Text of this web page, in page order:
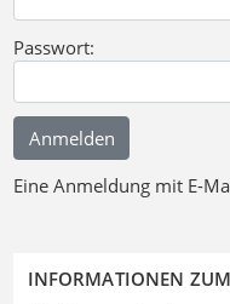
Passwort:
Eine Anmeldung mit E-
INFORMATIONEN